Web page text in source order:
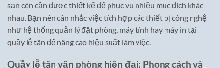
sạn còn cần được thiết kế để phục vụ nhiều mục đích khác
nhau. Bạn nên cân nhắc việc tích hợp các thiết bị công nghệ
như hệ thống quản lý đặt phòng, máy tính hay máy in tại
quầy lễ tân để nâng cao hiệu suất làm việc.
Quầy lễ tân văn phòng hiện đại: Phong cách và